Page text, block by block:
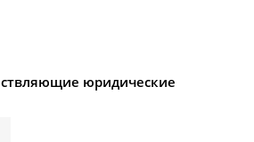
юридические